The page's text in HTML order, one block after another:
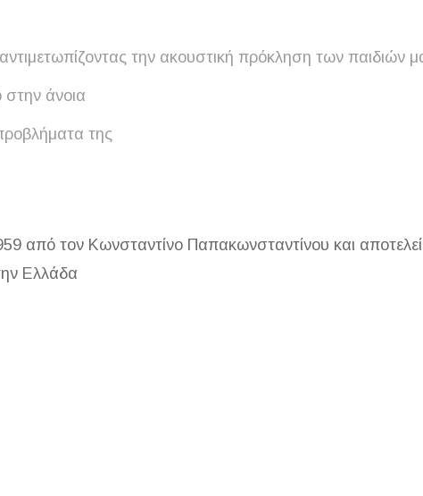
την ακουστική πρόκληση των παιδιών
στην άνοια
της
από τον Κωνσταντίνο Παπακωνσταντίνου και αποτελεί
Ελλάδα